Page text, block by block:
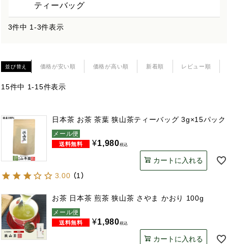
ティーバッグ
3件中 1-3件表示
並び替え 価格が安い順 価格が高い順 新着順 レビュー順
15件中 1-15件表示
日本茶 お茶 茶葉 狭山茶ティーバッグ 3g×15パック
メール便
¥1,980税込
カートに入れる
3.00 （1）
お茶 日本茶 煎茶 狭山茶 さやま かおり 100g
メール便
¥1,980税込
カートに入れる